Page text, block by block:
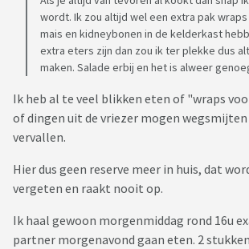
wordt. Ik zou altijd wel een extra pak
mais en kidneybonen in de kelderkast
extra eters zijn dan zou ik ter plekke dus
maken. Salade erbij en het is alweer
Ik heb al te veel blikken eten of "wraps
of dingen uit de vriezer mogen wegsmijten
vervallen.
Hier dus geen reserve meer in huis, dat
vergeten en raakt nooit op.
Ik haal gewoon morgenmiddag rond 16u
partner morgenavond gaan eten. 2